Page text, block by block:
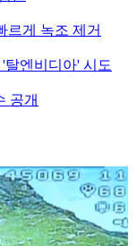
르게 녹조 제거
탈엔비디아' 시도
공개